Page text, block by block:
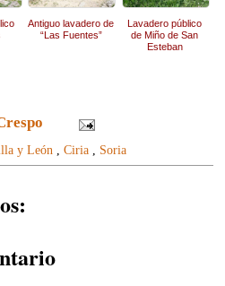
Antiguo lavadero de
“Las Fuentes”
Lavadero público
de Miño de San
Esteban
y León Ciria Soria